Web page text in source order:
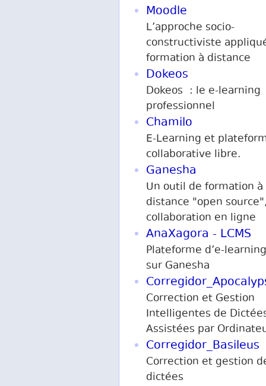
Moodle
L’approche socio-
constructiviste
formation à distance
Dokeos
Dokeos : le e-learning
professionnel
Chamilo
E-Learning et
collaborative libre.
Ganesha
Un outil de formation à
distance "open
collaboration en ligne
AnaXagora - LCMS
Plateforme d’e-
sur Ganesha
Correction et Gestion
Intelligentes de
Assistées par
Corregidor_Basileus
Correction et gestion
dictées